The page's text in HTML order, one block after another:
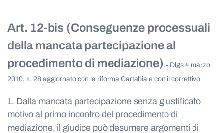
Art. 12-bis (Conseguenze processuali
della mancata partecipazione al
procedimento di mediazione).- Dlgs 4 marzo
2010, n. 28 aggiornato con la riforma Cartabia e con il correttivo
1. Dalla mancata partecipazione senza giustificato
motivo al primo incontro del procedimento di
mediazione, il giudice può desumere argomenti di